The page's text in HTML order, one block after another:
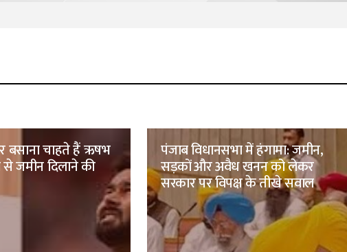
बसाना चाहते हैं ऋषभ
जमीन दिलाने की
पंजाब विधानसभा में हंगामा: जमीन,
सड़कों और अवैध खनन को लेकर
सरकार पर विपक्ष के तीखे सवाल